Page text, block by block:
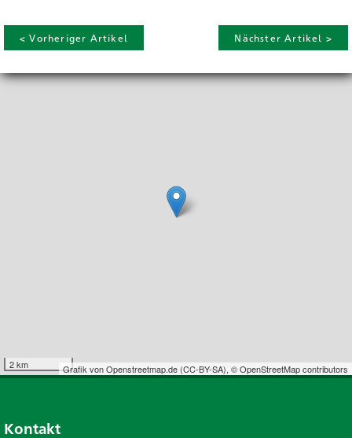
< Vorheriger Artikel Nächster Artikel >
2 km Grafik vonOpenstreetmap.de (CC-BY-SA), © OpenStreetMap contributors
Kontakt